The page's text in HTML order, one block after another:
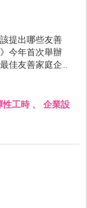
提出哪些友善
今年首次舉辦
佳友善家庭企
為企業人才的
性工時、 企業設